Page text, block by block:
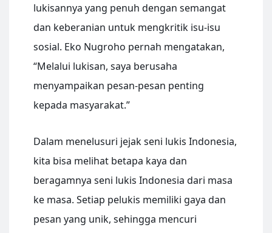
lukisannya yang penuh dengan semangat
dan keberanian untuk mengkritik isu-isu
sosial. Eko Nugroho pernah mengatakan,
“Melalui lukisan, saya berusaha
menyampaikan pesan-pesan penting
kepada masyarakat.”
Dalam menelusuri jejak seni lukis Indonesia,
kita bisa melihat betapa kaya dan
beragamnya seni lukis Indonesia dari masa
ke masa. Setiap pelukis memiliki gaya dan
pesan yang unik, sehingga mencuri